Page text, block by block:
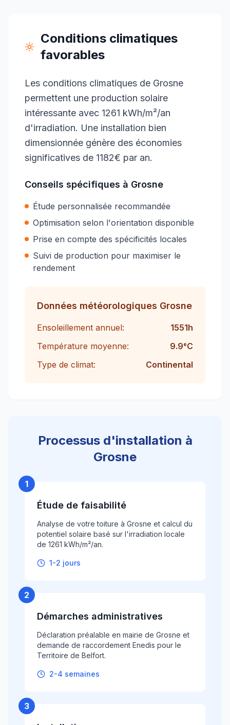
Conditions climatiques
favorables
Les conditions climatiques de Grosne
permettent une production solaire
intéressante avec 1261 kWh/m²/an
d'irradiation. Une installation bien
dimensionnée génère des économies
significatives de 1182€ par an.
Conseils spécifiques à Grosne
Étude personnalisée recommandée
Optimisation selon l'orientation disponible
Prise en compte des spécificités locales
Suivi de production pour maximiser le
rendement
Données météorologiques Grosne
Ensoleillement annuel: 1551h
Température moyenne:
9.9°C
Type de climat:
Continental
Processus d'installation à
Grosne
1
Étude de faisabilité
Analyse de votre toiture à Grosne et calcul du
potentiel solaire basé sur l'irradiation locale
de 1261 kWh/m²/an.
1-2 jours
2
Démarches administratives
Déclaration préalable en mairie de Grosne et
demande de raccordement Enedis pour le
Territoire de Belfort.
2-4 semaines
3